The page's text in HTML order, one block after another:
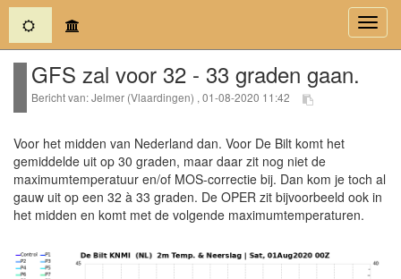
(current)
GFS zal voor 32 - 33 graden gaan.
Bericht van: Jelmer (Vlaardingen) , 01-08-2020 11:42
Voor het midden van Nederland dan. Voor De Bilt komt het
gemiddelde uit op 30 graden, maar daar zit nog niet de
maximumtemperatuur en/of MOS-correctie bij. Dan kom je toch al
gauw uit op een 32 à 33 graden. De OPER zit bijvoorbeeld ook in
het midden en komt met de volgende maximumtemperaturen.